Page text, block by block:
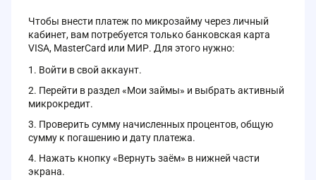
Чтобы внести платеж по микрозайму через личный
кабинет, вам потребуется только банковская карта
VISA, MasterCard или МИР. Для этого нужно:
Войти в свой аккаунт.
Перейти в раздел «Мои займы» и выбрать активный
микрокредит.
Проверить сумму начисленных процентов, общую
сумму к погашению и дату платежа.
Нажать кнопку «Вернуть заём» в нижней части
экрана.